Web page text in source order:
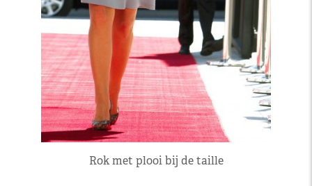
Rok met plooi bij de taille